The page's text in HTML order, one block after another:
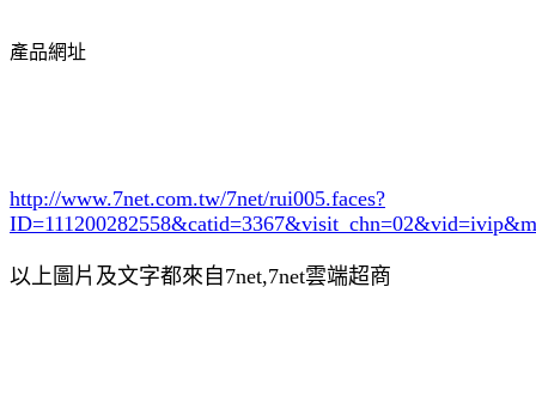
產品網址
http://www.7net.com.tw/7net/rui005.faces?
ID=111200282558&catid=3367
以上圖片及文字都來自7net,7net雲端超商